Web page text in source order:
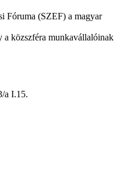
Fóruma (SZEF) a magyar
a közszféra munkavállalóinak
a I.15.